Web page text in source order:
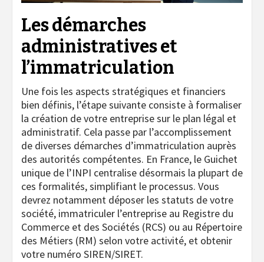
Les démarches
administratives et
l’immatriculation
Une fois les aspects stratégiques et financiers
bien définis, l’étape suivante consiste à formaliser
la création de votre entreprise sur le plan légal et
administratif. Cela passe par l’accomplissement
de diverses démarches d’immatriculation auprès
des autorités compétentes. En France, le Guichet
unique de l’INPI centralise désormais la plupart de
ces formalités, simplifiant le processus. Vous
devrez notamment déposer les statuts de votre
société, immatriculer l’entreprise au Registre du
Commerce et des Sociétés (RCS) ou au Répertoire
des Métiers (RM) selon votre activité, et obtenir
votre numéro SIREN/SIRET.